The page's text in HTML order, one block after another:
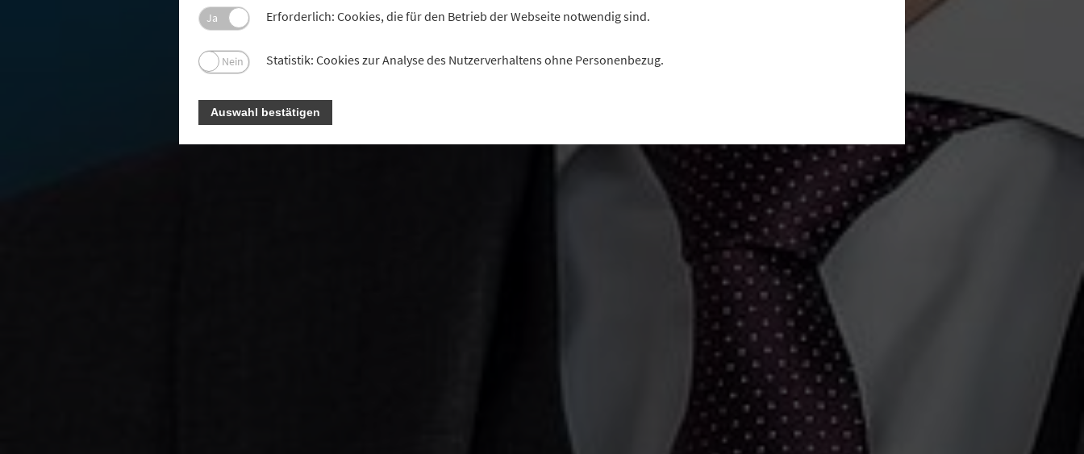
analysiert. Verbandspräsident Jürgen Gros kommentiert die für
Bayerns Volksbanken und Raiffeisenbanken zentralen Positionen.
Ja Erforderlich: Cookies, die für den Betrieb der Webseite notwendig sind.
Nein Statistik: Cookies zur Analyse des Nutzerverhaltens ohne Personenbezug.
Auswahl bestätigen